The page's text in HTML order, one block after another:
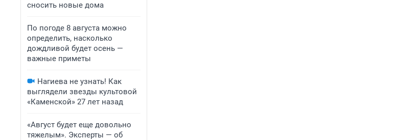
сносить новые дома
По погоде 8 августа можно
определить, насколько
дождливой будет осень —
важные приметы
Нагиева не узнать! Как
выглядели звезды культовой
«Каменской» 27 лет назад
«Август будет еще довольно
тяжелым». Эксперты — об